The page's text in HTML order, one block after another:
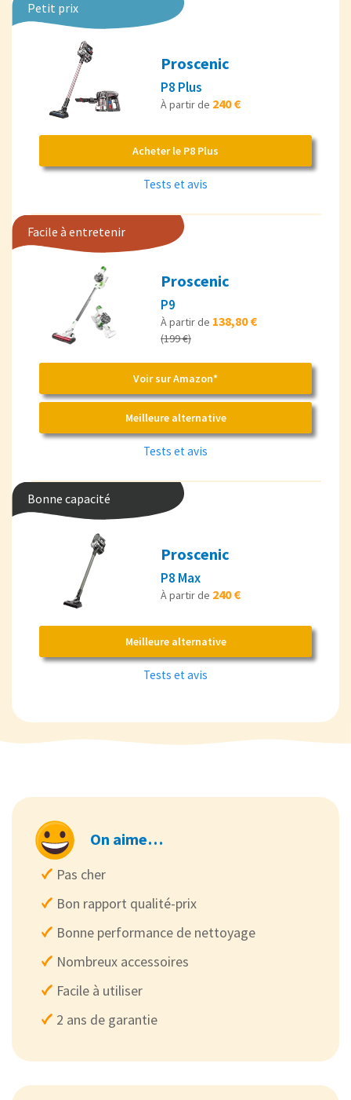
Petit prix
Proscenic
P8 Plus
À partir de 240 €
Acheter le P8 Plus
Tests et avis
Facile à entretenir
Proscenic
P9
À partir de 138,80 €
(199 €)
Voir sur Amazon*
Meilleure alternative
Tests et avis
Bonne capacité
Proscenic
P8 Max
À partir de 240 €
Meilleure alternative
Tests et avis
On aime…
Pas cher
Bon rapport qualité-prix
Bonne performance de nettoyage
Nombreux accessoires
Facile à utiliser
2 ans de garantie